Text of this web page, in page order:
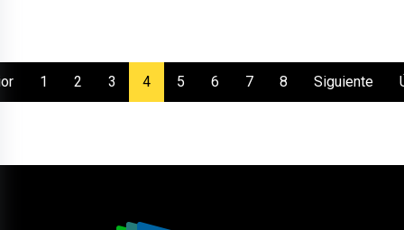
1 2 3 4(current)
5 6 7 8 Siguiente